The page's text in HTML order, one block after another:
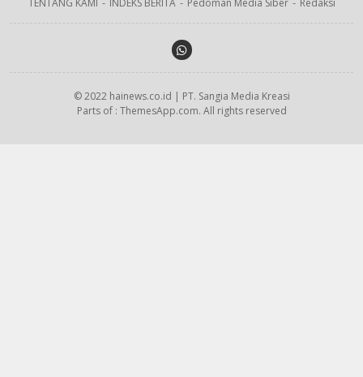
TENTANG KAMI INDEKS BERITA Pedoman Media Siber Redaksi
© 2022 hainews.co.id | PT. Sangia Media Kreasi
Parts of : ThemesApp.com. All rights reserved